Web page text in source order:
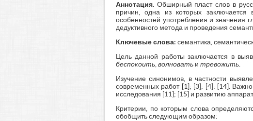
Аннотация.Обширный пласт слов в
причин, одна из которых
особенностей употребления и значения
дедуктивного метода и проведения
Ключевые слова: семантика,
Цель данной работы заключается в
беспокоить, волноватьи тревожить.
Изучение синонимов, в частности
современных работ [1]; [3]; [4]; [14].
исследования [11]; [15] и развитию
Критерии, по которым слова
обобщить следующим образом: